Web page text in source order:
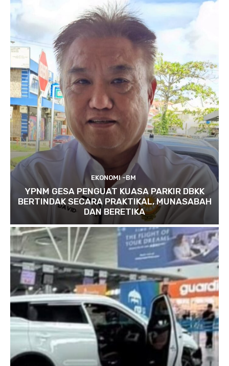
EKONOMI -BM
YPNM GESA PENGUAT KUASA PARKIR DBKK
BERTINDAK SECARA PRAKTIKAL, MUNASABAH
DAN BERETIKA